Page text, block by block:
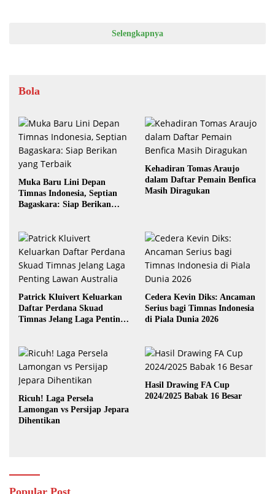
Selengkapnya
Bola
Muka Baru Lini Depan
Timnas Indonesia, Septian
Bagaskara: Siap Berikan
Kehadiran Tomas Araujo
dalam Daftar Pemain Benfica
Masih Diragukan
Patrick Kluivert Keluarkan
Daftar Perdana Skuad
Timnas Jelang Laga Penting
Cedera Kevin Diks: Ancaman
Serius bagi Timnas Indonesia
di Piala Dunia 2026
Ricuh! Laga Persela
Lamongan vs Persijap Jepara
Dihentikan
Hasil Drawing FA Cup
2024/2025 Babak 16 Besar
Popular Post